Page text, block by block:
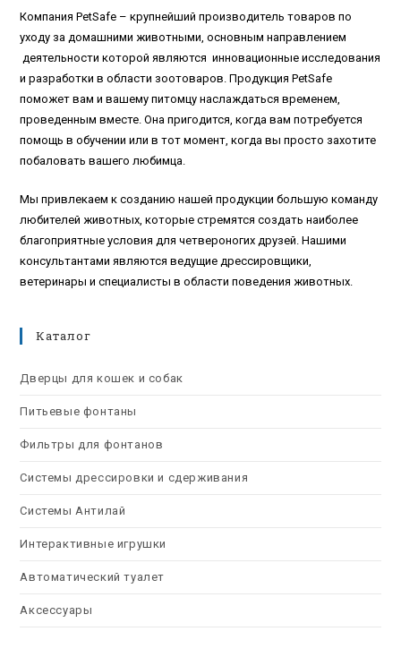
Компания PetSafe – крупнейший производитель товаров по
уходу за домашними животными, основным направлением
деятельности которой являются инновационные исследования
и разработки в области зоотоваров. Продукция PetSafe
поможет вам и вашему питомцу наслаждаться временем,
проведенным вместе. Она пригодится, когда вам потребуется
помощь в обучении или в тот момент, когда вы просто захотите
побаловать вашего любимца.
Мы привлекаем к созданию нашей продукции большую команду
любителей животных, которые стремятся создать наиболее
благоприятные условия для четвероногих друзей. Нашими
консультантами являются ведущие дрессировщики,
ветеринары и специалисты в области поведения животных.
Каталог
Дверцы для кошек и собак
Питьевые фонтаны
Фильтры для фонтанов
Системы дрессировки и сдерживания
Системы Антилай
Интерактивные игрушки
Автоматический туалет
Аксессуары